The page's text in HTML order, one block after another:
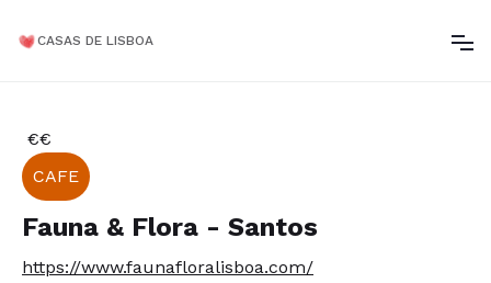
CASAS DE LISBOA
€€
CAFE
Fauna & Flora - Santos
https://www.faunafloralisboa.com/